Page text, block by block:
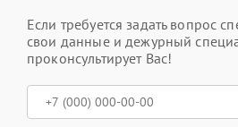
Если требуется задать вопрос
свои данные и дежурный
проконсультирует Вас!